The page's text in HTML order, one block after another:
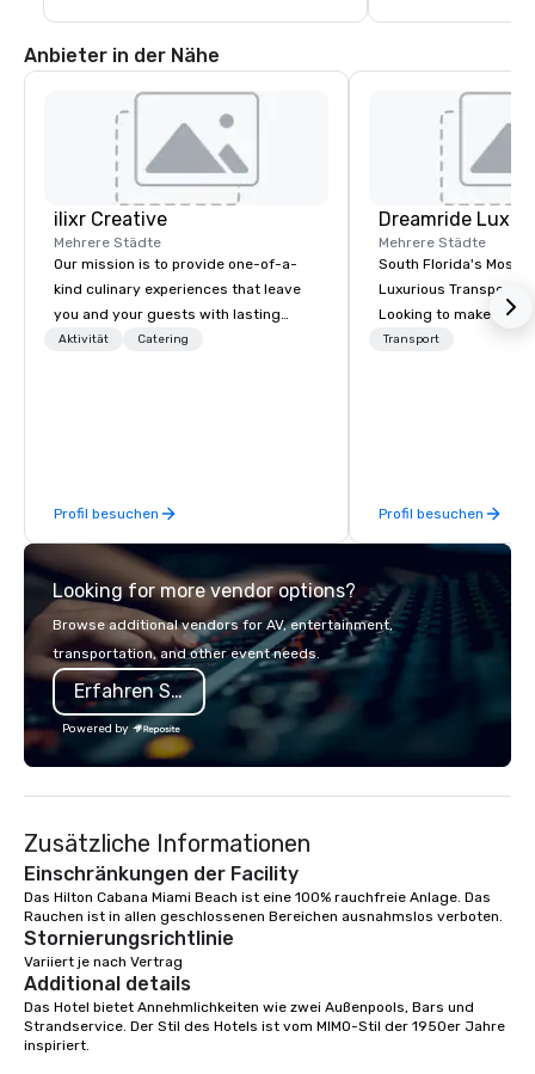
Anbieter in der Nähe
ilixr Creative
Mehrere Städte
Our mission is to provide one-of-a-
kind culinary experiences that leave
you and your guests with lasting
memories and satiated palates. Every
catering industry.
Aktivität Catering
Profil besuchen
Mehrere Städte
South Florida's Most
Luxurious
Looking to make your
to remember? With
services.
Transport
Profil besuchen
Looking for more vendor options?
Browse additional vendors for AV, entertainment,
transportation, and other event needs.
Erfahren Sie mehr
Powered by
Zusätzliche Informationen
Einschränkungen der Facility
Das Hilton Cabana Miami Beach ist eine 100% rauchfreie Anlage. Das
Rauchen ist in allen geschlossenen Bereichen ausnahmslos verboten.
Stornierungsrichtlinie
Variiert je nach Vertrag
Additional details
Das Hotel bietet Annehmlichkeiten wie zwei Außenpools, Bars und
Strandservice. Der Stil des Hotels ist vom MIMO-Stil der 1950er Jahre
inspiriert.